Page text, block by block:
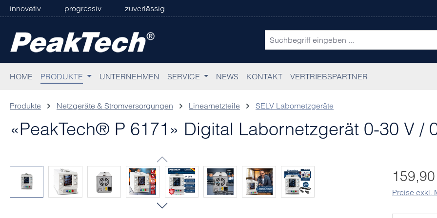
Hauptinhalt springen
Zur Suche springen
Zur Hauptnavigation springen
innovativ progressiv zuverlässig
HOME PRODUKTE UNTERNEHMEN SERVICE NEWS KONTAKT VERTRIEBSPARTNER
Produkte Netzgeräte & Stromversorgungen Linearnetzteile SELV Labornetzgeräte
«PeakTech® P 6171» Digital Labornetzgerät 0-30 V /
Bildergalerie überspringen Regulärer
Preise exkl.